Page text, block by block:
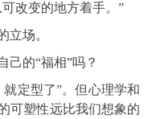
改变的地方着手。”
立场。
己的“福相”吗？
定型了”。但心理学和
可塑性远比我们想象的